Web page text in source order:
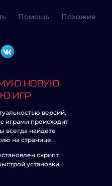
Помощь Похожие
НОВУЮ
ИГР
версий.
играми происходит
всегда найдёте
на странице.
скрипт
установки.